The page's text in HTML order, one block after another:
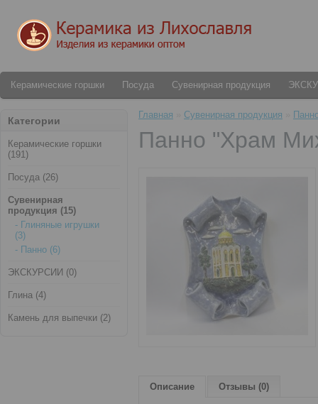
Керамические горшки Посуда Сувенирная продукция
Категории
Керамические горшки
(191)
Посуда (26)
Сувенирная
продукция (15)
- Глиняные игрушки
(3)
- Панно (6)
ЭКСКУРСИИ (0)
Глина (4)
Камень для выпечки (2)
Главная Сувенирная продукция
Панно "Храм
Описание Отзывы (0)